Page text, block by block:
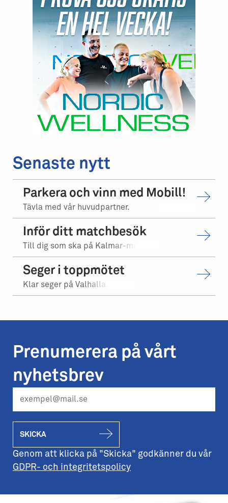
Senaste nytt
Parkera och vinn med Mobill!
Tävla med vår huvudpartner.
Inför ditt matchbesök
Till dig som ska på Kalmar-matchen.
Seger i toppmötet
Klar seger på Valhalla.
Prenumerera på vårt
nyhetsbrev
SKICKA
Genom att klicka på "Skicka" godkänner du vår
GDPR- och integritetspolicy